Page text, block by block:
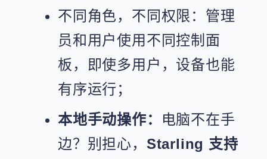
不同角色，不同权限：管理
员和用户使用不同控制面
板，即使多用户，设备也能
有序运行；
本地手动操作：
电脑不在手
边？别担心， Starling 支持